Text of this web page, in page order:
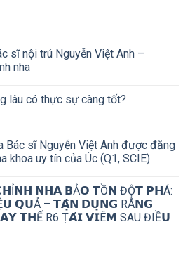
sĩ nội trú Nguyễn Việt Anh –
nha
lâu có thực sự càng tốt?
Bác sĩ Nguyễn Việt Anh được đăng
khoa uy tín của Úc (Q1, SCIE)
𝗡𝗛𝗔 𝗕Ả𝗢 𝗧Ồ𝗡 ĐỘ̣𝗧 𝗣𝗛Á:
𝗤𝗨Ả – 𝗧𝗔̣̂𝗡 𝗗𝗨̣𝗡𝗚 RĂ𝗡𝗚
𝗧𝗛Ế R6 Ṭ𝗔́𝗜 𝗩𝗜Ê𝗠 SAU ĐIỀ𝗨